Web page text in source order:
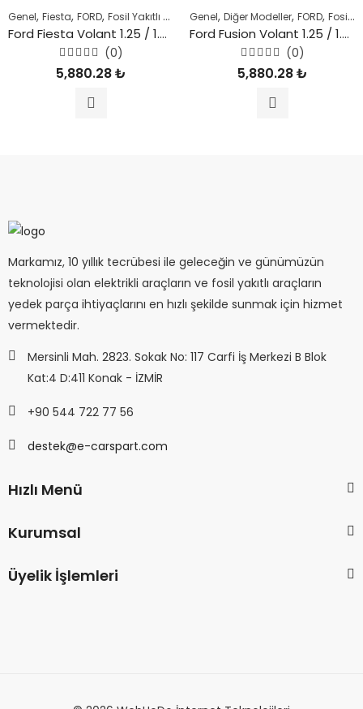
Genel, Fiesta, FORD, Fosil Yakıtlı Araçlar
Ford Fiesta Volant 1.25 / 1.4 Benzinli Motor Manuel Vites
5
üzerinden
(0)
5,880.28₺
Genel, Diğer Modeller, FORD, Fosil Yakıtlı Araçlar
Ford Fusion Volant 1.25 / 1.4 Benzinli Motor Manuel Vites
5
üzerinden
(0)
5,880.28₺
Markamız, 10 yıllık tecrübesi ile geleceğin ve günümüzün
teknolojisi olan elektrikli araçların ve fosil yakıtlı araçların
yedek parça ihtiyaçlarını en hızlı şekilde sunmak için hizmet
vermektedir.
Mersinli Mah. 2823. Sokak No: 117 Carfi İş Merkezi B Blok
Kat:4 D:411 Konak - İZMİR
+90 544 722 77 56
destek@e-carspart.com
Hızlı Menü
Kurumsal
Üyelik İşlemleri